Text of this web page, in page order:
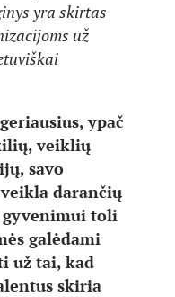
yra skirtas
už
ypač
veiklių
savo
darančių
gyvenimui toli
galėdami
už tai, kad
skiria